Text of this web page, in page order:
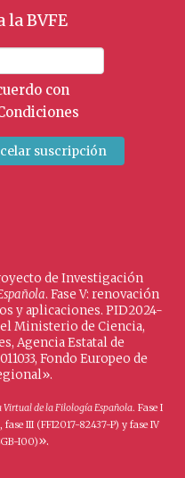
la BVFE
con
de Investigación
. Fase V: renovación
y aplicaciones. PID2024-
Ministerio de Ciencia,
Agencia Estatal de
Fondo Europeo de
Virtual de la Filología Española. Fase I
fase III (FFI2017-82437-P) y fase IV
I00)».